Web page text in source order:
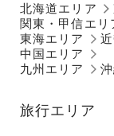
北海道エリア
関東・甲信エリ
東海エリア
中国エリア
九州エリア
旅行エリア